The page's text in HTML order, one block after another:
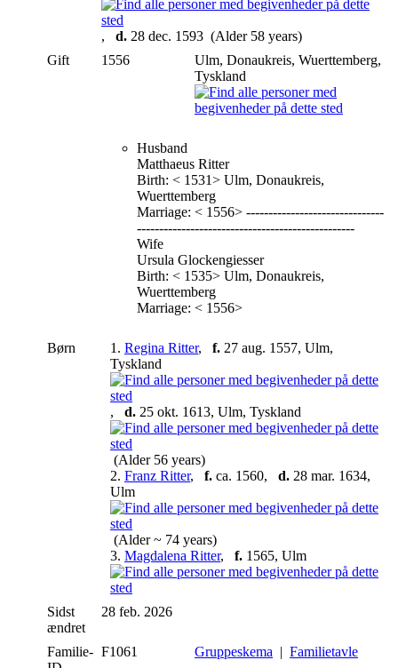
, d. 28 dec. 1593 (Alder 58 years)
Gift
1556
Ulm, Donaukreis, Wuerttemberg,
Tyskland
Husband
Matthaeus Ritter
Birth: < 1531> Ulm, Donaukreis,
Wuerttemberg
Marriage: < 1556> -------------------------------
-------------------------------------------------
Wife
Ursula Glockengiesser
Birth: < 1535> Ulm, Donaukreis,
Wuerttemberg
Marriage: < 1556>
Børn 1. Regina Ritter, f. 27 aug. 1557, Ulm,
Tyskland
, d. 25 okt. 1613, Ulm, Tyskland
(Alder 56 years)
2. Franz Ritter, f. ca. 1560, d. 28 mar. 1634,
Ulm
(Alder ~ 74 years)
3. Magdalena Ritter, f. 1565, Ulm
Sidst
ændret
28 feb. 2026
Familie- F1061 Gruppeskema | Familietavle